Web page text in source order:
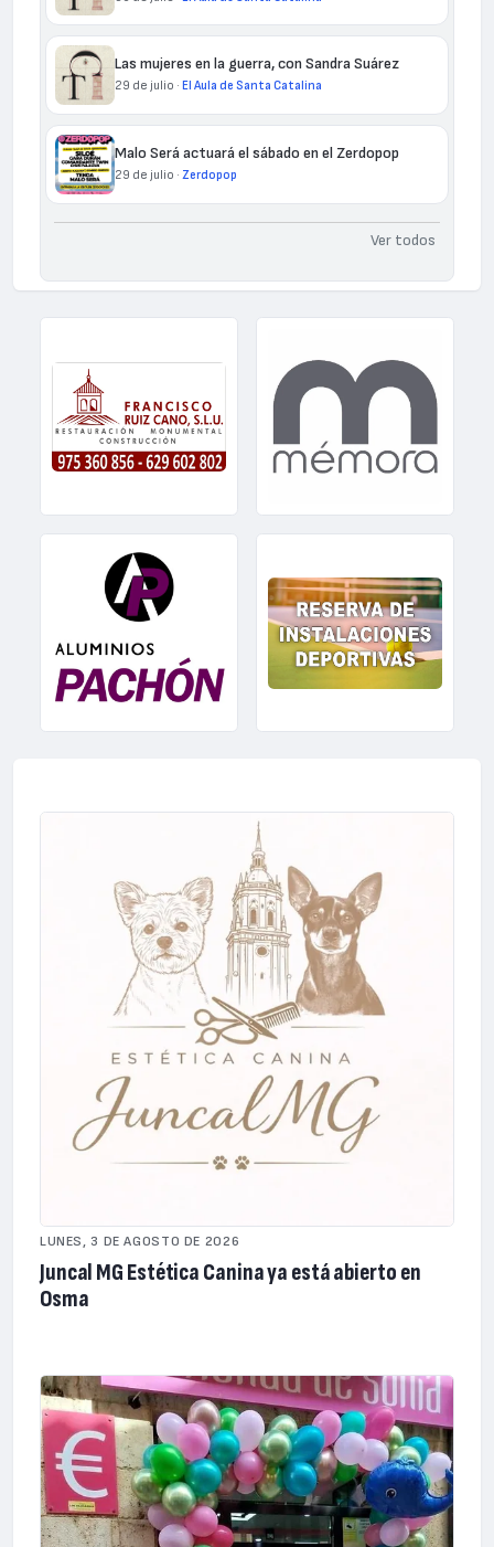
Las mujeres en la guerra, con Sandra Suárez
29 de julio · El Aula de Santa Catalina
Malo Será actuará el sábado en el Zerdopop
29 de julio · Zerdopop
Ver todos
LUNES, 3 DE AGOSTO DE 2026
Juncal MG Estética Canina ya está abierto en
Osma